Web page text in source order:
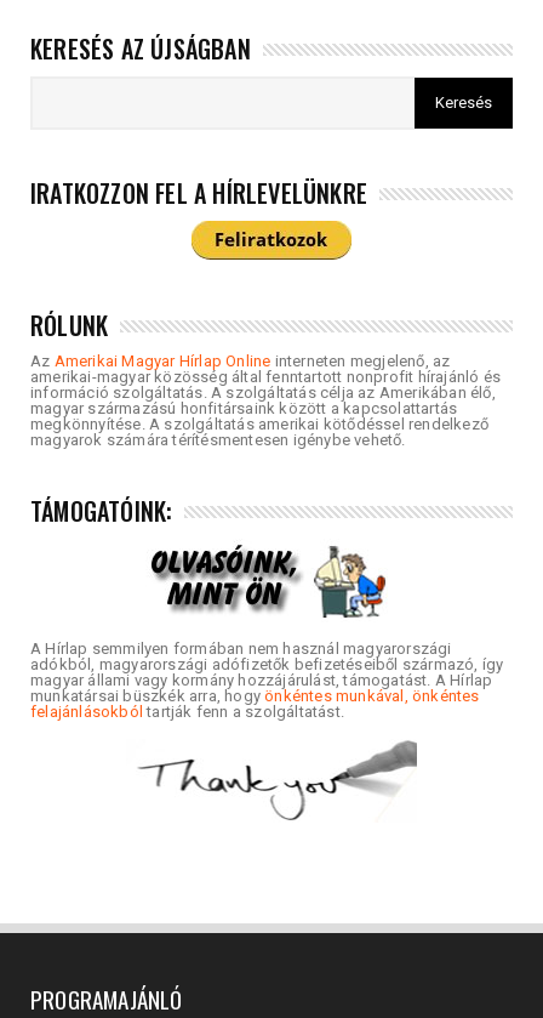
KERESÉS AZ ÚJSÁGBAN
IRATKOZZON FEL A HÍRLEVELÜNKRE
RÓLUNK
Az Amerikai Magyar Hírlap Online interneten megjelenő, az
amerikai-magyar közösség által fenntartott nonprofit hírajánló és
információ szolgáltatás. A szolgáltatás célja az Amerikában élő,
magyar származású honfitársaink között a kapcsolattartás
megkönnyítése. A szolgáltatás amerikai kötődéssel rendelkező
magyarok számára térítésmentesen igénybe vehető.
TÁMOGATÓINK:
A Hírlap semmilyen formában nem használ magyarországi
adókból, magyarországi adófizetők befizetéseiből származó, így
magyar állami vagy kormány hozzájárulást, támogatást. A Hírlap
munkatársai büszkék arra, hogyönkéntes munkával, önkéntes
felajánlásokból tartják fenn a szolgáltatást.
PROGRAMAJÁNLÓ